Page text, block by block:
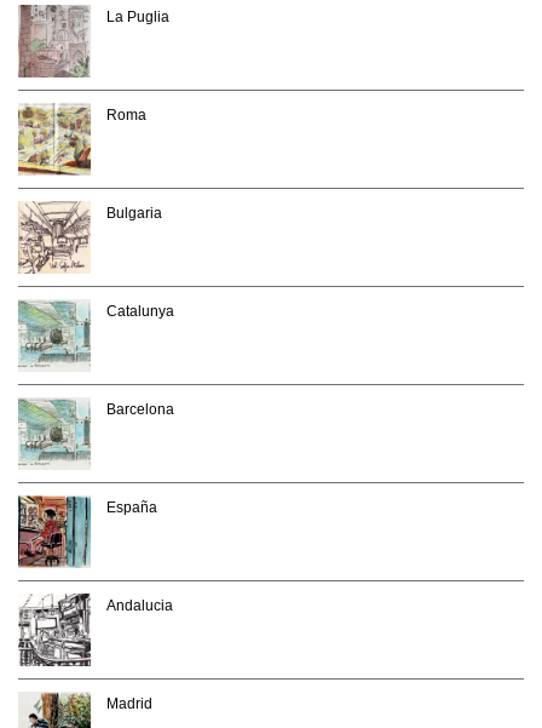
La Puglia
Roma
Bulgaria
Catalunya
Barcelona
España
Andalucia
Madrid